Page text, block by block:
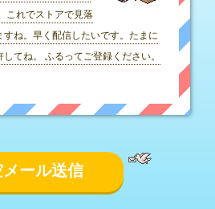
これでストアで見落
すね。早く配信したいです。たまに
てね。 ふるってご登録ください。
メール送信